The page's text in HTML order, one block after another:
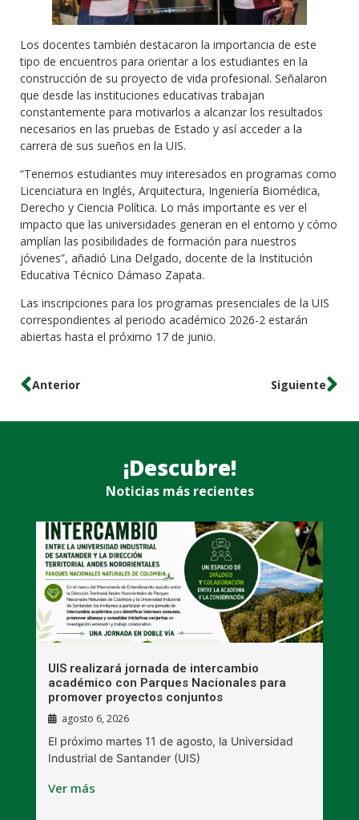
Los docentes también destacaron la importancia de este
tipo de encuentros para orientar a los estudiantes en la
construcción de su proyecto de vida profesional. Señalaron
que desde las instituciones educativas trabajan
constantemente para motivarlos a alcanzar los resultados
necesarios en las pruebas de Estado y así acceder a la
carrera de sus sueños en la UIS.
“Tenemos estudiantes muy interesados en programas como
Licenciatura en Inglés, Arquitectura, Ingeniería Biomédica,
Derecho y Ciencia Política. Lo más importante es ver el
impacto que las universidades generan en el entorno y cómo
amplían las posibilidades de formación para nuestros
jóvenes”, añadió Lina Delgado, docente de la Institución
Educativa Técnico Dámaso Zapata.
Las inscripciones para los programas presenciales de la UIS
correspondientes al periodo académico 2026-2 estarán
abiertas hasta el próximo 17 de junio.
Anterior Siguiente
¡Descubre!
Noticias más recientes
UIS realizará jornada de intercambio
académico con Parques Nacionales para
promover proyectos conjuntos
agosto 6, 2026
El próximo martes 11 de agosto, la Universidad
Industrial de Santander (UIS)
Ver más